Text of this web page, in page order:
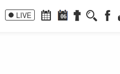
LIVE 06